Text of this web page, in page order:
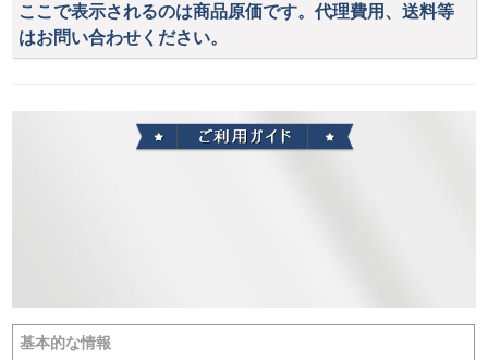
ここで表示されるのは商品原価です。代理費用、送料等
はお問い合わせください。
基本的な情報